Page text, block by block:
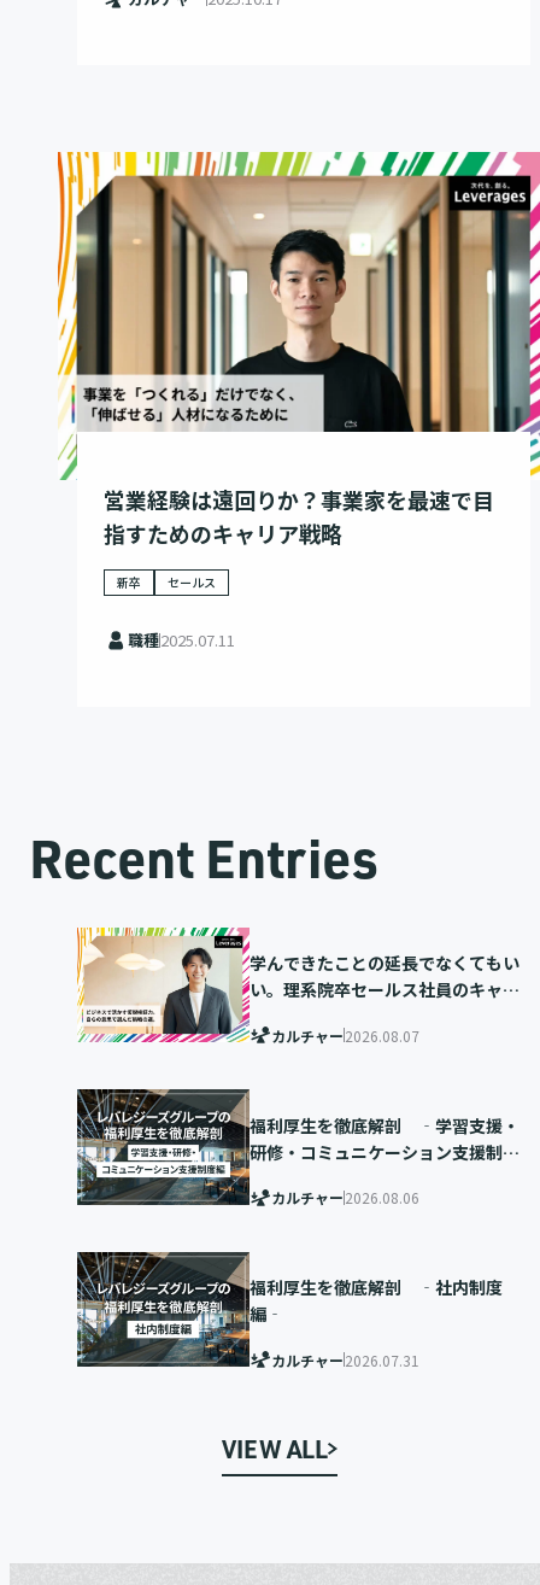
営業経験は遠回りか？事業家を最速で目
指すためのキャリア戦略
新卒 セールス
職種2025.07.11
Recent Entries
学んできたことの延長でなくてもい
い。理系院卒セールス社員のキャリ
カルチャー2026.08.07
福利厚生を徹底解剖 ‐学習支援・
研修・コミュニケーション支援制度
カルチャー2026.08.06
福利厚生を徹底解剖 ‐社内制度
編‐
カルチャー2026.07.31
VIEW ALL